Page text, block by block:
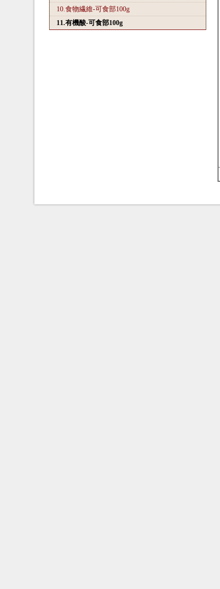
10.食物繊維-可食部100g
11.有機酸-可食部100g